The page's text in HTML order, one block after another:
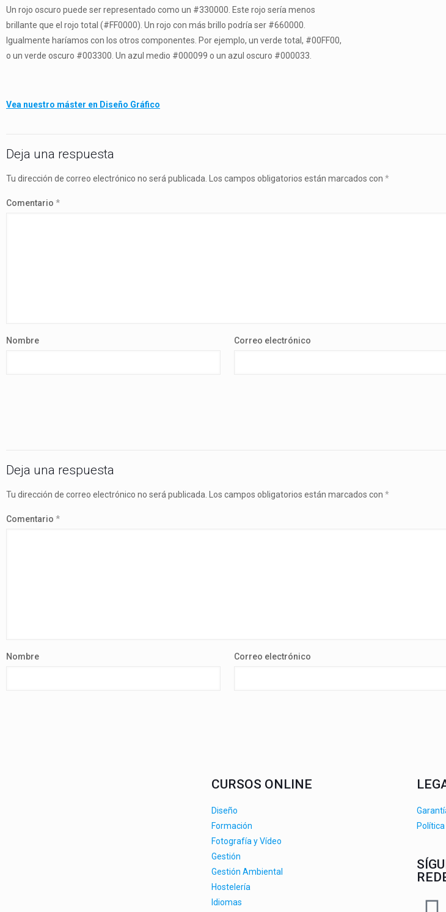
Un rojo oscuro puede ser representado como un #330000. Este rojo sería menos
brillante que el rojo total (#FF0000). Un rojo con más brillo podría ser #660000.
Igualmente haríamos con los otros componentes. Por ejemplo, un verde total, #00FF00,
o un verde oscuro #003300. Un azul medio #000099 o un azul oscuro #000033.
Vea nuestro máster en Diseño Gráfico
Deja una respuesta
Tu dirección de correo electrónico no será publicada. Los campos obligatorios están marcados con *
Comentario *
Nombre Correo electrónico
Deja una respuesta
Tu dirección de correo electrónico no será publicada. Los campos obligatorios están marcados con *
Comentario *
Nombre Correo electrónico
CURSOS ONLINE
Diseño
Formación
Fotografía y Vídeo
Gestión
Gestión Ambiental
Hostelería
Idiomas